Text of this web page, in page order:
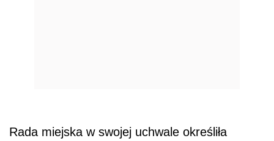
Rada miejska w swojej uchwale określiła